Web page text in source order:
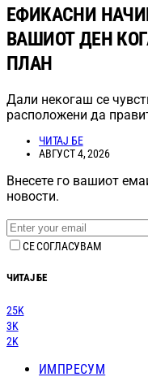
ЕФИКАСНИ
ВАШИОТ ДЕН
ПЛАН
Дали некогаш се
расположени да
ЧИТАЈ БЕ
АВГУСТ 4, 2026
Внесете го вашиот
новости.
СЕ СОГЛАСУВАМ
ЧИТАЈ БЕ
25K
3K
2K
ИМПРЕСУМ